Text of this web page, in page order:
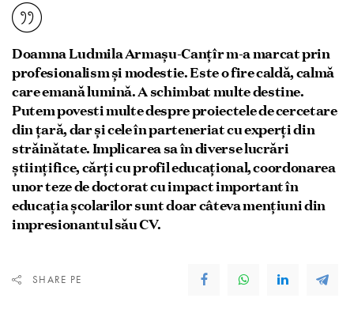
Doamna Ludmila Armașu-Canțîr m-a marcat prin
profesionalism și modestie. Este o fire caldă, calmă
care emană lumină. A schimbat multe destine.
Putem povesti multe despre proiectele de cercetare
din țară, dar și cele în parteneriat cu experți din
străinătate. Implicarea sa în diverse lucrări
științifice, cărți cu profil educațional, coordonarea
unor teze de doctorat cu impact important în
educația școlarilor sunt doar câteva mențiuni din
impresionantul său CV.
SHARE PE